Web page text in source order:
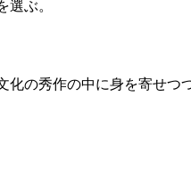
選ぶ。
化の秀作の中に身を寄せつ